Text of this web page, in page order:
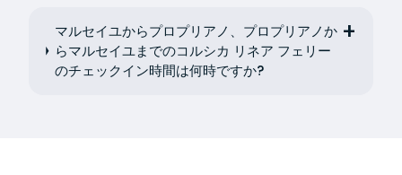
マルセイユからプロプリアノ、プロプリアノか
らマルセイユまでのコルシカ リネア フェリー
のチェックイン時間は何時ですか?